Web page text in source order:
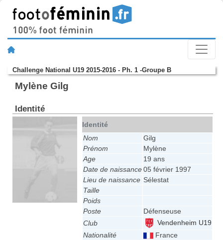
Challenge National U19 2015-2016 - Ph. 1 -Groupe B
Mylène Gilg
Identité
Identité
Nom
Gilg
Prénom
Mylène
Age
19 ans
Date de naissance 05 février 1997
Lieu de naissance Sélestat
Taille
Poids
Poste
Défenseuse
Club
Vendenheim U19
Nationalité
France